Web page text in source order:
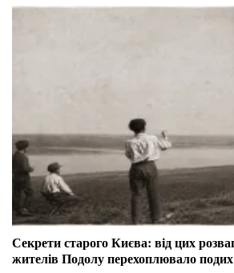
Секрети старого Києва: від цих
жителів Подолу перехоплювало подих